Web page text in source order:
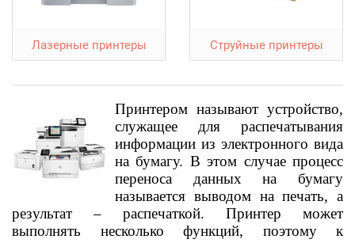
Лазерные принтеры Струйные принтеры
Принтером называют устройство,
служащее для распечатывания
информации из электронного вида
на бумагу. В этом случае процесс
переноса данных на бумагу
называется выводом на печать, а
результат – распечаткой. Принтер может
выполнять несколько функций, поэтому к